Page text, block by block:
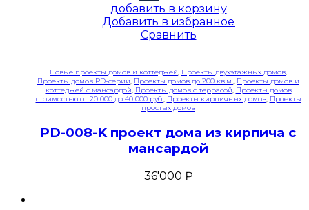
добавить в корзину
Добавить в избранное
Сравнить
Новые проекты домов и коттеджей, Проекты двухэтажных домов,
Проекты домов PD-серии, Проекты домов до 200 кв.м., Проекты домов и
коттеджей с мансардой, Проекты домов с террасой, Проекты домов
стоимостью от 20 000 до 40 000 руб., Проекты кирпичных домов, Проекты
простых домов
PD-008-K проект дома из кирпича с
мансардой
36'000 ₽